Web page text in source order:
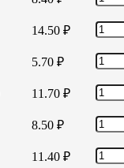
14.50 ₽
5.70 ₽
11.70 ₽
8.50 ₽
11.40 ₽